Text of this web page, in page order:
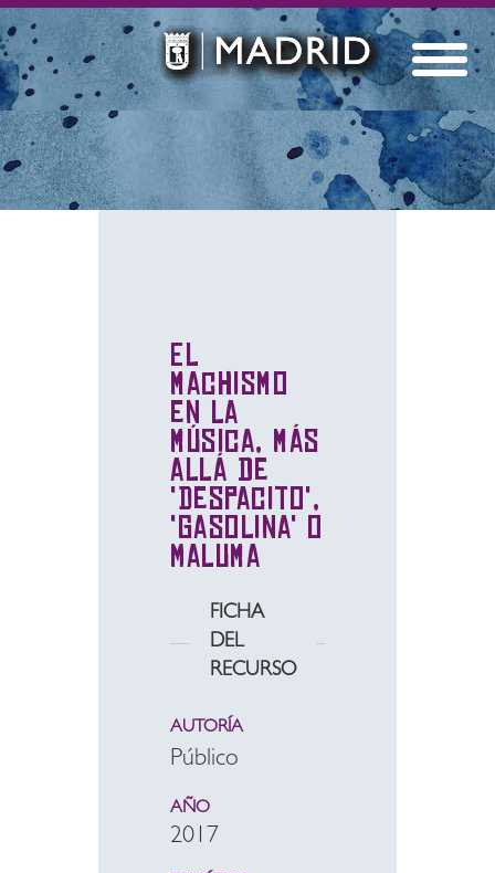
El
machismo
en la
música, más
allá de
'Despacito',
'Gasolina' o
Maluma
FICHA
DEL
RECURSO
AUTORÍA
Público
AÑO
2017